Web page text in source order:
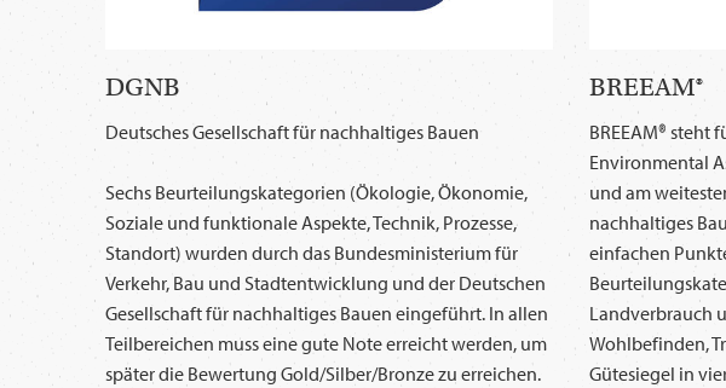
DGNB
Deutsches Gesellschaft für nachhaltiges Bauen
Sechs Beurteilungskategorien (Ökologie, Ökonomie,
Soziale und funktionale Aspekte, Technik, Prozesse,
Standort) wurden durch das Bundesministerium für
Verkehr, Bau und Stadtentwicklung und der Deutschen
Gesellschaft für nachhaltiges Bauen eingeführt. In allen
Teilbereichen muss eine gute Note erreicht werden, um
später die Bewertung Gold/Silber/Bronze zu erreichen.
BREEAM®
BREEAM® steht
Environmental
und am
nachhaltiges
einfachen
Landverbrauch
Wohlbefinden,
Gütesiegel in